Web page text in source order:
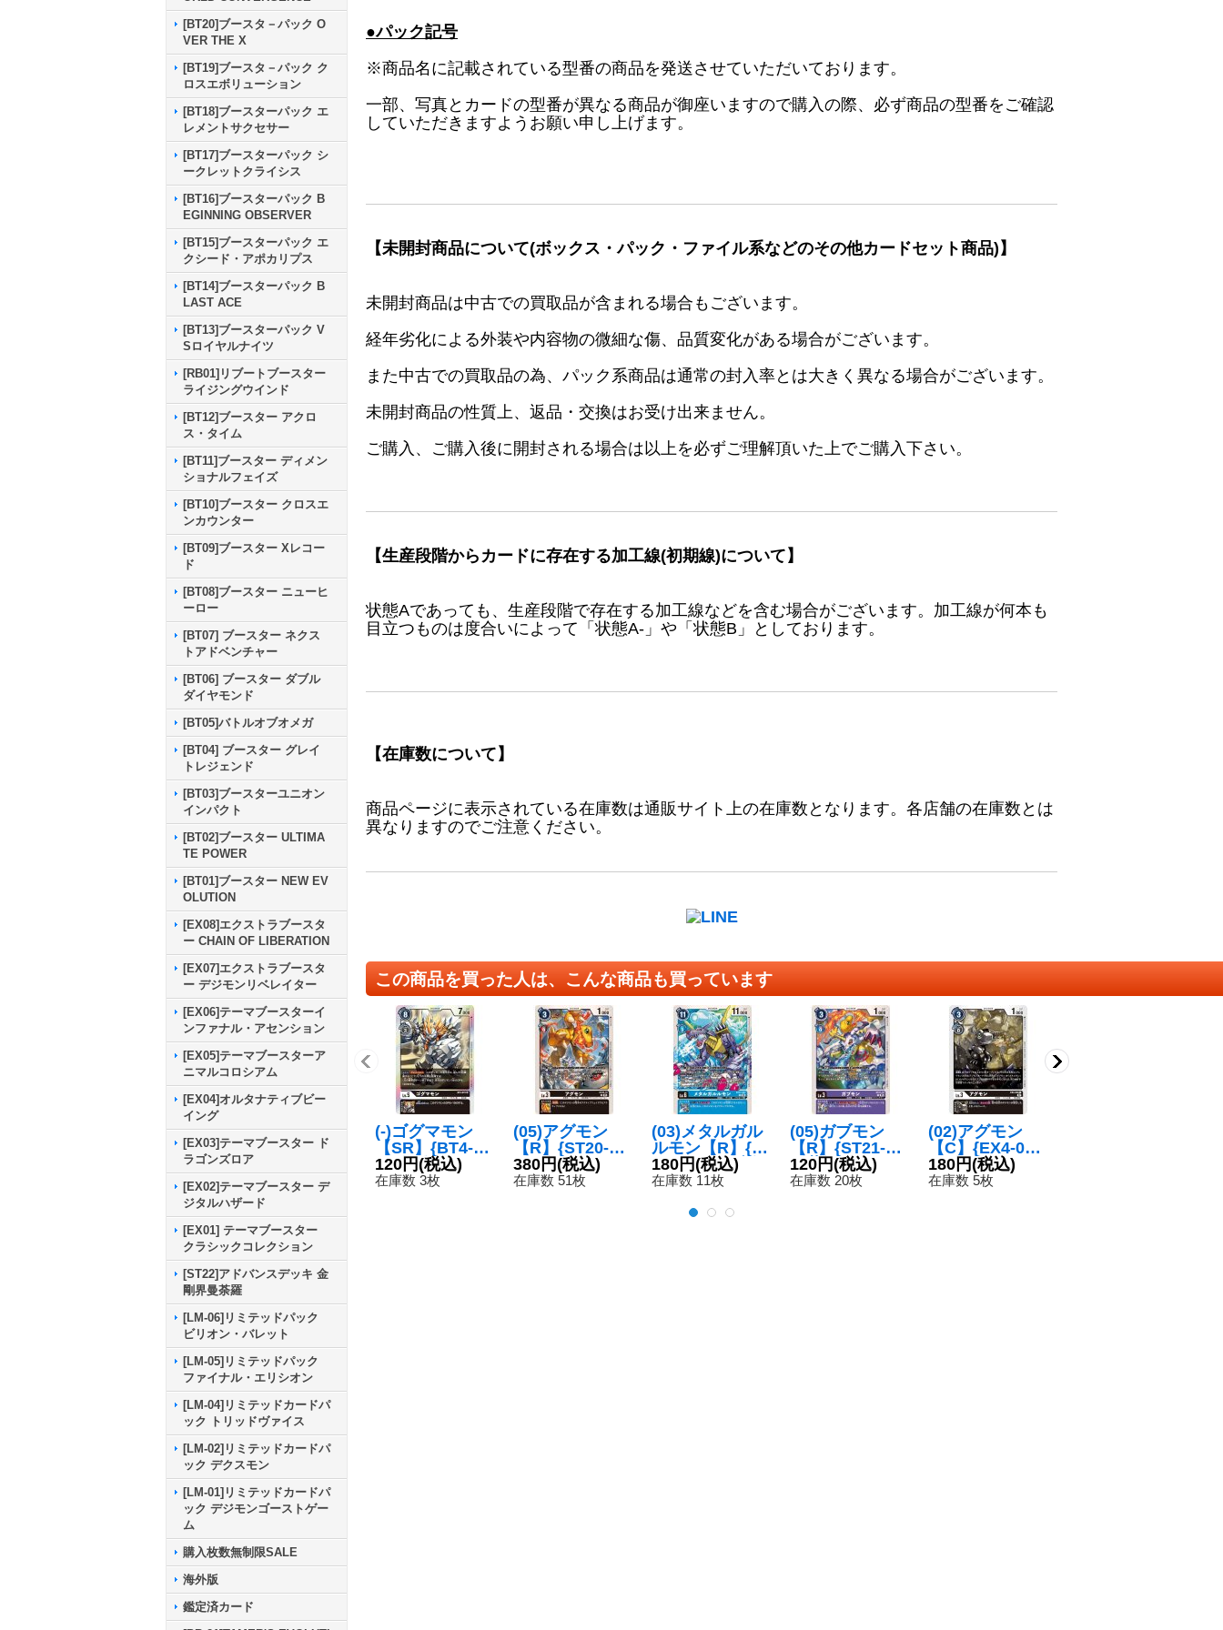
[BT20]ブースタ－パック O
VER THE X
[BT19]ブースタ－パック ク
ロスエボリューション
[BT18]ブースターパック エ
レメントサクセサー
[BT17]ブースターパック シ
ークレットクライシス
[BT16]ブースターパック B
EGINNING OBSERVER
[BT15]ブースターパック エ
クシード・アポカリプス
[BT14]ブースターパック B
LAST ACE
[BT13]ブースターパック V
Sロイヤルナイツ
[RB01]リブートブースター
ライジングウインド
[BT12]ブースター アクロ
ス・タイム
[BT11]ブースター ディメン
ショナルフェイズ
[BT10]ブースター クロスエ
ンカウンター
[BT09]ブースター Xレコー
ド
[BT08]ブースター ニューヒ
ーロー
[BT07] ブースター ネクス
トアドベンチャー
[BT06] ブースター ダブル
ダイヤモンド
[BT05]バトルオブオメガ
[BT04] ブースター グレイ
トレジェンド
[BT03]ブースターユニオン
インパクト
[BT02]ブースター ULTIMA
TE POWER
[BT01]ブースター NEW EV
OLUTION
[EX08]エクストラブースタ
ー CHAIN OF LIBERATION
[EX07]エクストラブースタ
ー デジモンリベレイター
[EX06]テーマブースターイ
ンファナル・アセンション
[EX05]テーマブースターア
ニマルコロシアム
[EX04]オルタナティブビー
イング
[EX03]テーマブースター ド
ラゴンズロア
[EX02]テーマブースター デ
ジタルハザード
[EX01] テーマブースター
クラシックコレクション
[ST22]アドバンスデッキ 金
剛界曼荼羅
[LM-06]リミテッドパック
ビリオン・バレット
[LM-05]リミテッドパック
ファイナル・エリシオン
[LM-04]リミテッドカードパ
ック トリッドヴァイス
[LM-02]リミテッドカードパ
ック デクスモン
[LM-01]リミテッドカードパ
ック デジモンゴーストゲー
ム
購入枚数無制限SALE
海外版
鑑定済カード
●パック記号
※商品名に記載されている型番の商品を発送させていただいております。
一部、写真とカードの型番が異なる商品が御座いますので購入の際、必ず商品の型番をご確認
していただきますようお願い申し上げます。
【未開封商品について(ボックス・パック・ファイル系などのその他カードセット商品)】
未開封商品は中古での買取品が含まれる場合もございます。
経年劣化による外装や内容物の微細な傷、品質変化がある場合がございます。
また中古での買取品の為、パック系商品は通常の封入率とは大きく異なる場合がございます。
未開封商品の性質上、返品・交換はお受け出来ません。
ご購入、ご購入後に開封される場合は以上を必ずご理解頂いた上でご購入下さい。
【生産段階からカードに存在する加工線(初期線)について】
状態Aであっても、生産段階で存在する加工線などを含む場合がございます。加工線が何本も
目立つものは度合いによって「状態A-」や「状態B」としております。
【在庫数について】
商品ページに表示されている在庫数は通販サイト上の在庫数となります。各店舗の在庫数とは
異なりますのでご注意ください。
この商品を買った人は、こんな商品も買っています
(-)ゴグマモン
【SR】{BT4-07
2}《黒》
120円(税込)
在庫数 3枚
(05)アグモン
【R】{ST20-10}
《黒》
380円(税込)
在庫数 51枚
(03)メタルガル
ルモン【R】{B
T17-027}《青》
180円(税込)
在庫数 11枚
(05)ガブモン
【R】{ST21-10}
《紫》
120円(税込)
在庫数 20枚
(02)アグモン
【C】{EX4-03
8}《黒》
180円(税込)
在庫数 5枚